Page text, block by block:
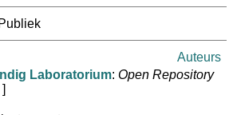
Auteurs
Laboratorium: Open Repository
]